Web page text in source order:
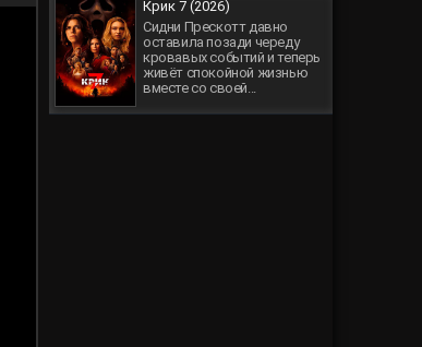
Крик 7 (2026)
Сидни Прескотт давно
оставила позади череду
кровавых событий и теперь
живёт спокойной жизнью
вместе со своей...